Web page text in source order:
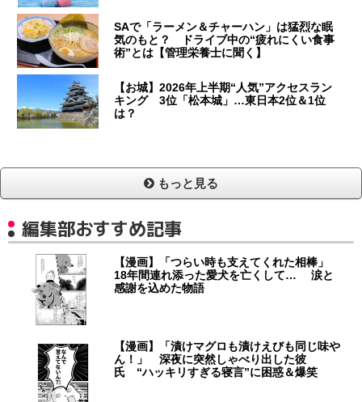
SAで「ラーメン＆チャーハン」は猛烈な眠
気のもと？ ドライブ中の“疲れにくい食事
術”とは【管理栄養士に聞く】
【お城】2026年上半期“人気”アクセスラン
キング 3位「松本城」…東日本2位＆1位
は？
もっと見る
編集部おすすめ記事
【漫画】「つらい時も支えてくれた相棒」
18年間連れ添った愛犬を亡くして… 涙と
感謝を込めた物語
【漫画】「漬けマグロも漬けえびも同じ味や
ん！」 深夜に突然しゃべり出した彼
氏 “ハッキリすぎる寝言”に困惑＆爆笑